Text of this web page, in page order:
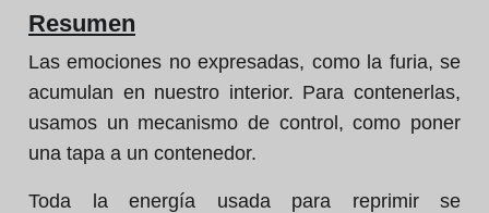
Resumen
Las emociones no expresadas, como la furia, se
acumulan en nuestro interior. Para contenerlas,
usamos un mecanismo de control, como poner
una tapa a un contenedor.
Toda la energía usada para reprimir se